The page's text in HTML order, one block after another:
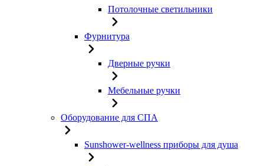
Потолочные светильники
Фурнитура
Дверные ручки
Мебельные ручки
Оборудование для СПА
Sunshower-wellness приборы для душа